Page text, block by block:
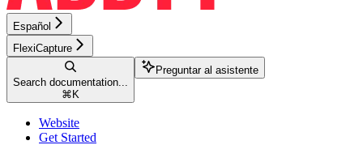
Español
FlexiCapture
Search documentation...
⌘ K
Preguntar al asistente
Website
Get Started